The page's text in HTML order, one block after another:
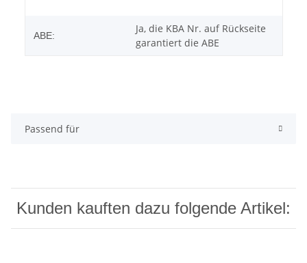
ABE:
Ja, die KBA Nr. auf Rückseite
garantiert die ABE
Passend für
Kunden kauften dazu folgende Artikel: